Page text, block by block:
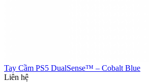
Tay Cầm PS5 DualSense™ – Cobalt Blue
Liên hệ